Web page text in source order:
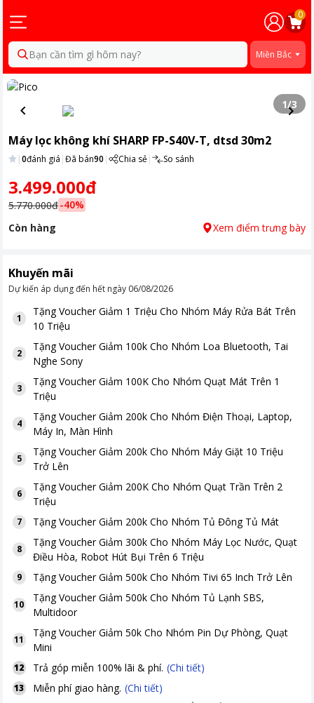
0
Bạn cần tìm gì hôm nay? Miền Bắc
1/3
Máy lọc không khí SHARP FP-S40V-T, dtsd 30m2
|0đánh giá |Đã bán90 | Chia sẻ| So sánh
3.499.000đ
5.770.000đ-40%
Còn hàng
Xem điểm trưng bày
Khuyến mãi
Dự kiến áp dụng đến hết ngày 06/08/2026
1
TặngVoucher Giảm 1 Triệu Cho Nhóm Máy Rửa Bát Trên
10 Triệu
2
TặngVoucher Giảm 100k Cho Nhóm Loa Bluetooth, Tai
Nghe Sony
3
TặngVoucher Giảm 100K Cho Nhóm Quạt Mát Trên 1
Triệu
4
TặngVoucher Giảm 200k Cho Nhóm Điện Thoại, Laptop,
Máy In, Màn Hình
5
TặngVoucher Giảm 200k Cho Nhóm Máy Giặt 10 Triệu
Trở Lên
6
TặngVoucher Giảm 200K Cho Nhóm Quạt Trần Trên 2
Triệu
7 TặngVoucher Giảm 200k Cho Nhóm Tủ Đông Tủ Mát
8
TặngVoucher Giảm 300k Cho Nhóm Máy Lọc Nước, Quạt
Điều Hòa, Robot Hút Bụi Trên 6 Triệu
9 TặngVoucher Giảm 500k Cho Nhóm Tivi 65 Inch Trở Lên
10
TặngVoucher Giảm 500k Cho Nhóm Tủ Lạnh SBS,
Multidoor
11
TặngVoucher Giảm 50k Cho Nhóm Pin Dự Phòng, Quạt
Mini
12 Trả góp miễn 100% lãi & phí. (Chi tiết)
13 Miễn phí giao hàng. (Chi tiết)